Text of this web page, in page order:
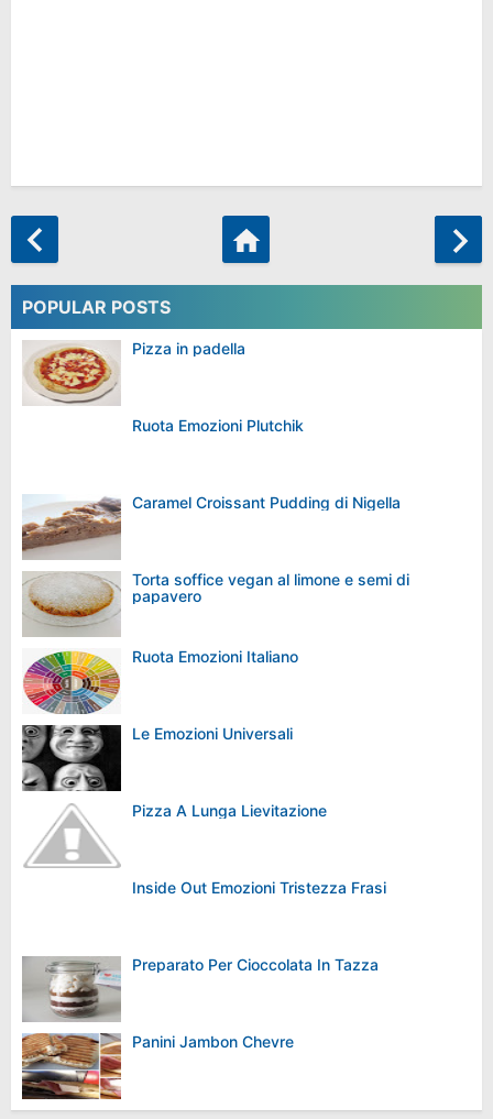
POPULAR POSTS
Pizza in padella
Ruota Emozioni Plutchik
Caramel Croissant Pudding di Nigella
Torta soffice vegan al limone e semi di
papavero
Ruota Emozioni Italiano
Le Emozioni Universali
Pizza A Lunga Lievitazione
Inside Out Emozioni Tristezza Frasi
Preparato Per Cioccolata In Tazza
Panini Jambon Chevre